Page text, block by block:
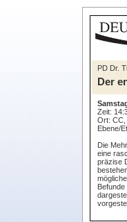
PD Dr.
Der
Zeit:
Ort: CC,
Ebene/
Die
eine
präzise